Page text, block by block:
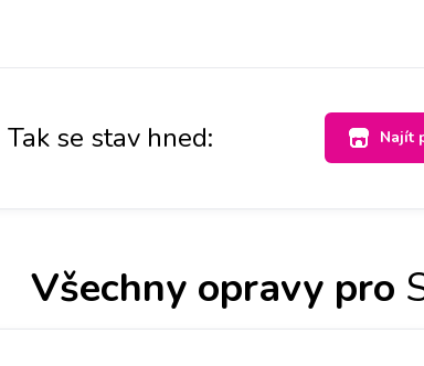
Tak se stav hned: Najít
Všechny opravy pro